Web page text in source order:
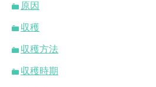
原因
収穫
収穫方法
収穫時期